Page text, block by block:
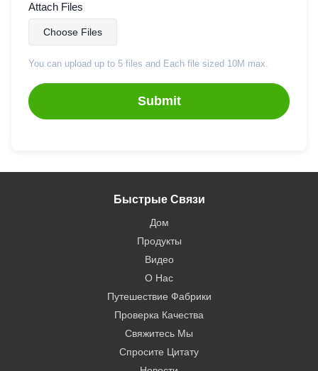
Attach Files
Choose Files
You can upload up to 5 files and Each file sized 10M max.
Submit
Быстрые Связи
Дом
Продукты
Видео
О Нас
Путешествие Фабрики
Проверка Качества
Свяжитесь Мы
Спросите Цитату